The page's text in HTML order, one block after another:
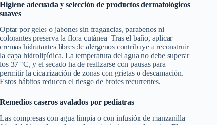
Higiene adecuada y selección de productos dermatológicos
suaves
Optar por geles o jabones sin fragancias, parabenos ni
colorantes preserva la flora cutánea. Tras el baño, aplicar
cremas hidratantes libres de alérgenos contribuye a reconstruir
la capa hidrolipídica. La temperatura del agua no debe superar
los 37 °C, y el secado ha de realizarse con pausas para
permitir la cicatrización de zonas con grietas o descamación.
Estos hábitos reducen el riesgo de brotes recurrentes.
Remedios caseros avalados por pediatras
Las compresas con agua limpia o con infusión de manzanilla